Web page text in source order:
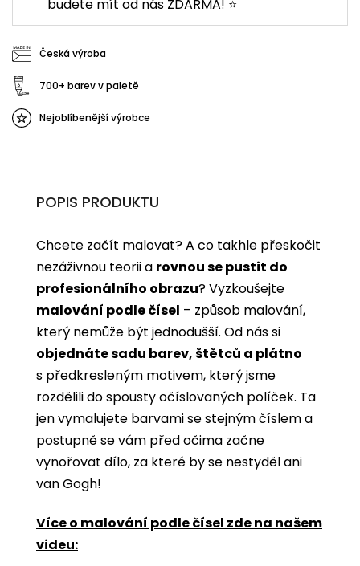
budete mít od nás ZDARMA! ⭐
Česká výroba
700+ barev v paletě
Nejoblíbenější výrobce
POPIS PRODUKTU
Chcete začít malovat? A co takhle přeskočit
nezáživnou teorii a rovnou se pustit do
profesionálního obrazu? Vyzkoušejte
malování podle čísel ­­– způsob malování,
který nemůže být jednodušší. Od nás si
objednáte sadu barev, štětců a plátno
s předkresleným motivem, který jsme
rozdělili do spousty očíslovaných políček. Ta
jen vymalujete barvami se stejným číslem a
postupně se vám před očima začne
vynořovat dílo, za které by se nestyděl ani
van Gogh!
Více o malování podle čísel zde na našem
videu: